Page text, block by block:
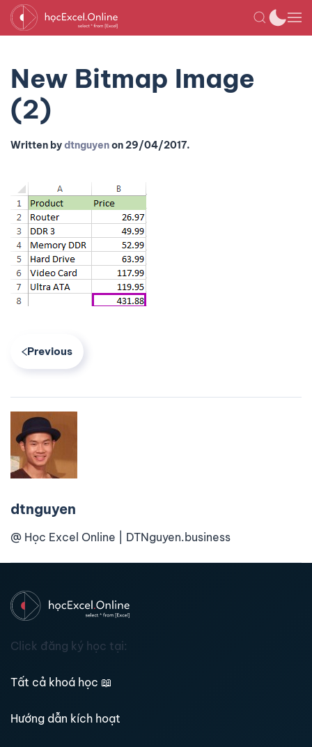
New Bitmap Image
(2)
Written bydtnguyenon29/04/2017.
Previous
dtnguyen
@ Học Excel Online | DTNguyen.business
Click đăng ký học tại:
Tất cả khoá học 📖
Hướng dẫn kích hoạt